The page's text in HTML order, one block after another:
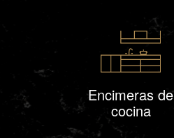
Encimeras de
cocina